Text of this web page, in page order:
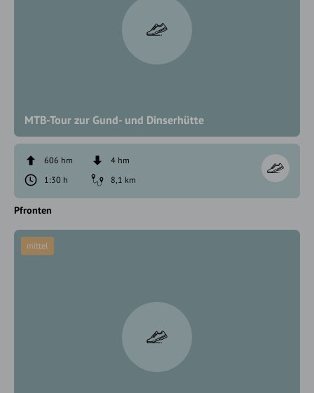
MTB-Tour zur Gund- und Dinserhütte
606 hm
4 hm
1:30 h
8,1 km
Pfronten
mittel